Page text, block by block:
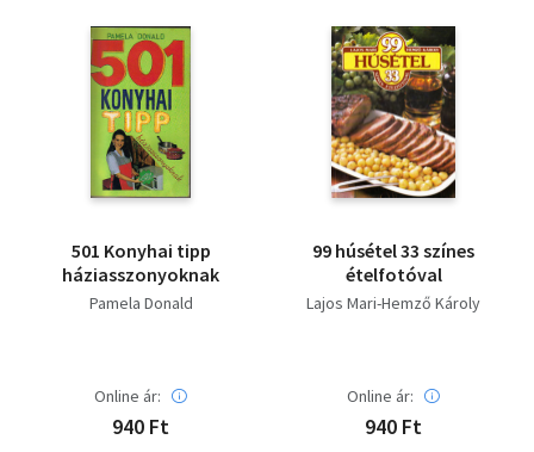
501 Konyhai tipp
háziasszonyoknak
Pamela Donald
Online ár:
940 Ft
99 húsétel 33 színes
ételfotóval
Lajos Mari-Hemző Károly
Online ár:
940 Ft